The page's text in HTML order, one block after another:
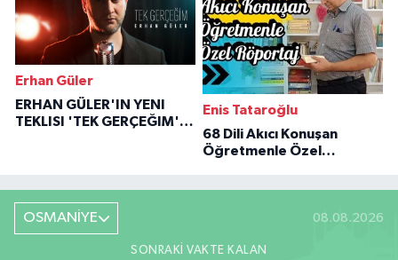
Erhan Güler
ERHAN GÜLER'IN YENI
TEKLISI 'TEK GERÇEĞIM'LE
Enis Tataroğlu
68 Dili Akıcı Konuşan
Öğretmenle Özel
OSMANİYE 08.08.2026
SONRAKI VAKTE KALAN